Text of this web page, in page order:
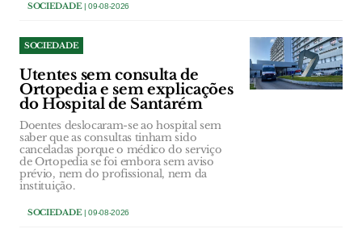
SOCIEDADE| 09-08-2026
SOCIEDADE
Utentes sem consulta de
Ortopedia e sem explicações
do Hospital de Santarém
Doentes deslocaram-se ao hospital sem
saber que as consultas tinham sido
canceladas porque o médico do serviço
de Ortopedia se foi embora sem aviso
prévio, nem do profissional, nem da
instituição.
SOCIEDADE| 09-08-2026